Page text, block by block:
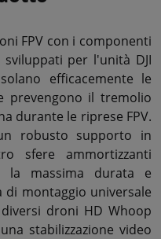
FPV con i componenti
per l'unità DJI
efficacemente le
prevengono il tremolio
durante le riprese FPV.
robusto supporto in
sfere ammortizzanti
la massima durata e
di montaggio universale
droni HD Whoop
stabilizzazione video